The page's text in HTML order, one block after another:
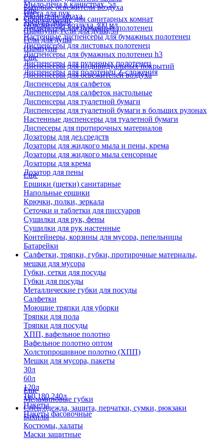
Мыло-пена в канистрах, 5л
Паста для рук
Твердое мыло
Шампуни, гели для душа,5л
Гели для душа
Шампуни
Бытовые освежители воздуха
Удалители запаха
Освежители воздуха 300 мл
Еще
Оборудование для санитарных комнат
Диспенсеры для бумажных полотенец
Настенные диспенсеры для бумажных полотенец
Диспенсеры для листовых полотенец
Диспенсеры для бумажных полотенец h3
Диспенсеры для рулонных полотенец
Диспенсеры для полотенец Z-сложения
Еще
Диспенсеры для индивидуальных покрытий
Диспенсеры для освежителей воздуха
Диспенсеры для салфеток
Диспенсеры для салфеток настольные
Диспенсеры для туалетной бумаги
Диспенсеры для туалетной бумаги в больших рулонах
Настенные диспенсеры для туалетной бумаги
Диспесеры для протирочных материалов
Дозаторы для дез.средств
Дозаторы для жидкого мыла и пены, крема
Дозаторы для жидкого мыла сенсорные
Дозаторы для крема
Дозатор для пены
Еще
Ершики (щетки) санитарные
Напольные ершики
Крючки, полки, зеркала
Сеточки и таблетки для писсуаров
Сушилки для рук, фены
Сушилки для рук настенные
Контейнеры, корзины для мусора, пепельницы
Батарейки
Салфетки, тряпки, губки, протирочные материалы,
мешки для мусора
Губки, сетки для посуды
Губки для посуды
Металлические губки для посуды
Салфетки
Моющие тряпки для уборки
Тряпки для пола
Тряпки для посуды
ХПП, вафельное полотно
Вафельное полотно оптом
Холстопрошивное полотно (ХПП)
Мешки для мусора, пакеты
30л
60л
120л
160,180,240л
Пакеты
Пакеты фасовочные
Еще
Меламиновые губки
Спец.одежда, защита, перчатки, сумки, рюкзаки
Бахилы
Костюмы, халаты
Маски защитные